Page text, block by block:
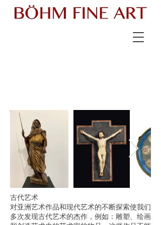
古代艺术
对亚洲艺术作品和现代艺术的不断探索使我们
多次发现古代艺术的杰作，例如：雕塑、绘画